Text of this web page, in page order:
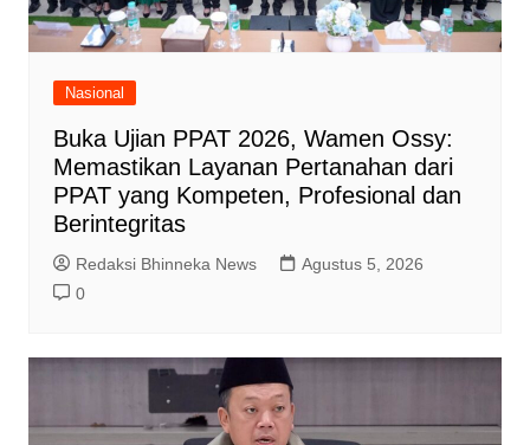
Nasional
Buka Ujian PPAT 2026, Wamen Ossy:
Memastikan Layanan Pertanahan dari
PPAT yang Kompeten, Profesional dan
Berintegritas
Redaksi Bhinneka News
Agustus 5, 2026
0